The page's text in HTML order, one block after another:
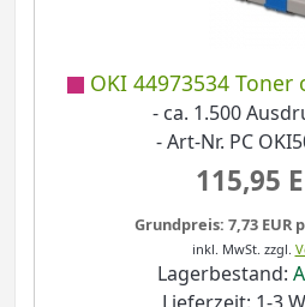
OKI 44973534
- ca. 1.500
- Art-Nr. PC
115,95
Grundpreis: 7,73 EUR
inkl. MwSt. zzgl.
Lagerbestand: